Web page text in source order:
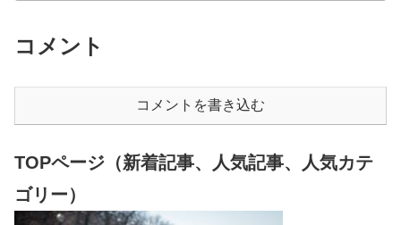
コメント
コメントを書き込む
TOPページ（新着記事、人気記事、人気カテ
ゴリー）